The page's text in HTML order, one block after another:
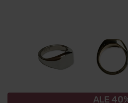
ALE